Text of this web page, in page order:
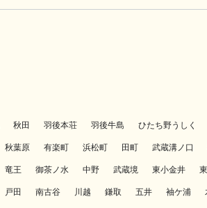
秋田 羽後本荘 羽後牛島 ひたち野うしく
秋葉原 有楽町 浜松町 田町 武蔵溝ノ口
竜王 御茶ノ水 中野 武蔵境 東小金井
戸田 南古谷 川越 鎌取 五井 袖ケ浦